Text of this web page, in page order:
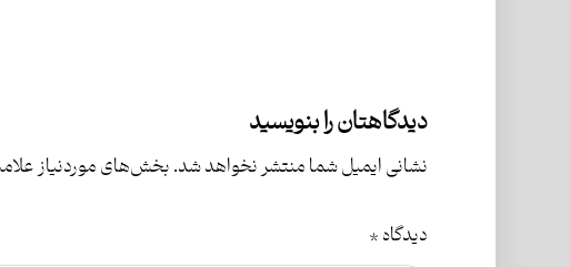
دیدگاهتان را بنویسید
نشانی ایمیل شما منتشر نخواهد شد.بخش‌های موردنیاز
دیدگاه*